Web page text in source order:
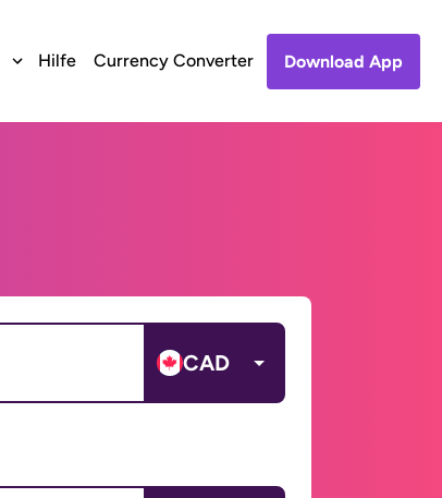
Hilfe Currency Converter Download App
CAD